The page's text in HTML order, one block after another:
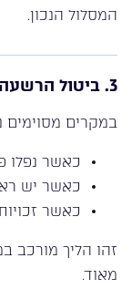
המסלול הנכון.
3. ביטול הרשעה (Vacating Conviction)
במקרים
כאשר נפלו
כאשר יש
כאשר
זהו הליך מורכב
מאוד.